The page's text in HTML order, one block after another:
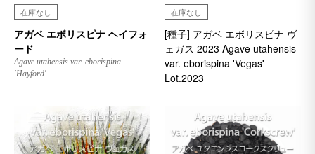
在庫なし
アガベ エボリスピナ ヘイフォ
ード
Agave utahensis var. eborispina
'Hayford'
在庫なし
[種子] アガベ エボリスピナ ヴ
ェガス 2023 Agave utahensis
var. eborispina 'Vegas'
Lot.2023